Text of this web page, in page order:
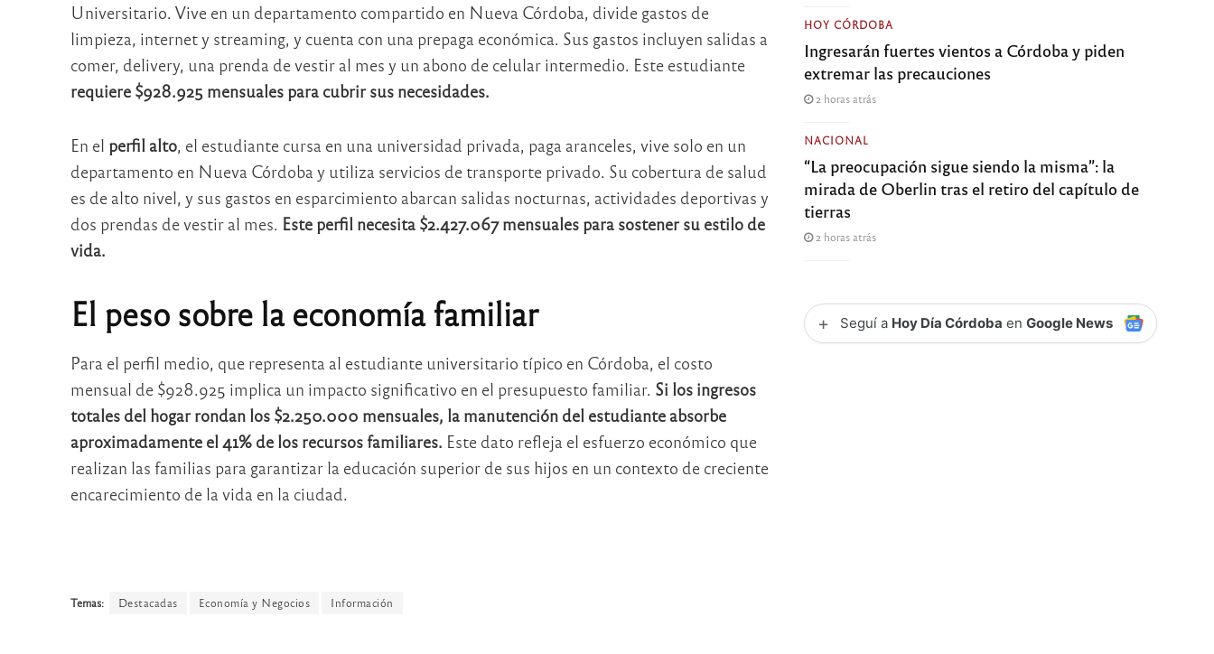
Universitario. Vive en un departamento compartido en Nueva Córdoba, divide gastos de
limpieza, internet y streaming, y cuenta con una prepaga económica. Sus gastos incluyen salidas a
comer, delivery, una prenda de vestir al mes y un abono de celular intermedio. Este estudiante
requiere $928.925 mensuales para cubrir sus necesidades.
En el perfil alto, el estudiante cursa en una universidad privada, paga aranceles, vive solo en un
departamento en Nueva Córdoba y utiliza servicios de transporte privado. Su cobertura de salud
es de alto nivel, y sus gastos en esparcimiento abarcan salidas nocturnas, actividades deportivas y
dos prendas de vestir al mes. Este perfil necesita $2.427.067 mensuales para sostener su estilo de
vida.
El peso sobre la economía familiar
Para el perfil medio, que representa al estudiante universitario típico en Córdoba, el costo
mensual de $928.925 implica un impacto significativo en el presupuesto familiar. Si los ingresos
totales del hogar rondan los $2.250.000 mensuales, la manutención del estudiante absorbe
aproximadamente el 41% de los recursos familiares. Este dato refleja el esfuerzo económico que
realizan las familias para garantizar la educación superior de sus hijos en un contexto de creciente
encarecimiento de la vida en la ciudad.
Temas: Destacadas Economía y Negocios Información
HOY CÓRDOBA
Ingresarán fuertes vientos a Córdoba y piden
extremar las precauciones
2 horas atrás
NACIONAL
“La preocupación sigue siendo la misma”: la
mirada de Oberlin tras el retiro del capítulo de
tierras
2 horas atrás
+ Seguí a Hoy Día Córdoba enGoogle News